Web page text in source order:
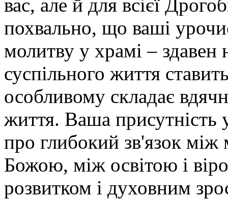
вас, але й для всієї
похвально, що ваші
молитву у храмі –
суспільного життя
особливому складає
життя. Ваша присутність
про глибокий зв'язок
Божою, між освітою і
розвитком і духовним